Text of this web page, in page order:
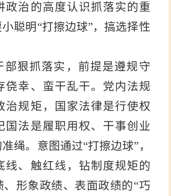
政治的高度认识抓落实的重
聪明“打擦边球”，搞选择性
部狠抓落实，前提是遵规守
侥幸、蛮干乱干。党内法规
治规矩，国家法律是行使权
国法是履职用权、干事创业
绳。意图通过“打擦边球”，
线、触红线，钻制度规矩的
形象政绩、表面政绩的“巧